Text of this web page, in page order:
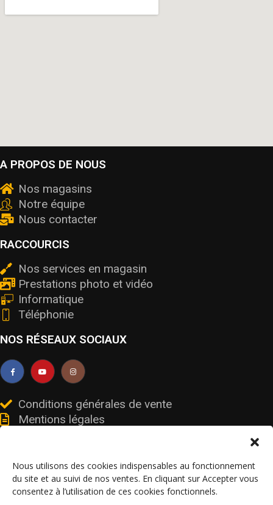
Nous utilisons des cookies indispensables au fonctionnement
du site et au suivi de nos ventes. En cliquant sur Accepter vous
consentez à l’utilisation de ces cookies fonctionnels.
A PROPOS DE NOUS
Nos magasins
Notre équipe
Nous contacter
RACCOURCIS
Nos services en magasin
Prestations photo et vidéo
Informatique
Téléphonie
NOS RÉSEAUX SOCIAUX
Conditions générales de vente
Mentions légales